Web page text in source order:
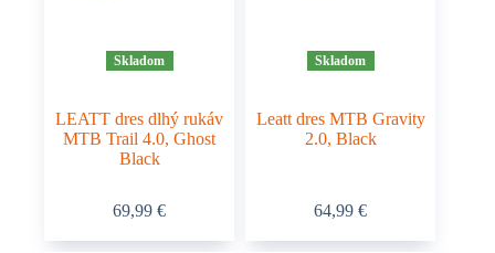
Skladom
LEATT dres dlhý rukáv
MTB Trail 4.0, Ghost
Black
69,99€
Skladom
Leatt dres MTB Gravity
2.0, Black
64,99€